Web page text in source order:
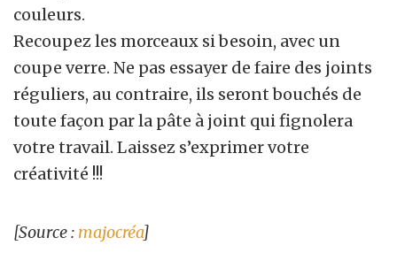
couleurs.
Recoupez les morceaux si besoin, avec un
coupe verre. Ne pas essayer de faire des joints
réguliers, au contraire, ils seront bouchés de
toute façon par la pâte à joint qui fignolera
votre travail. Laissez s’exprimer votre
créativité !!!
[Source : majocréa]